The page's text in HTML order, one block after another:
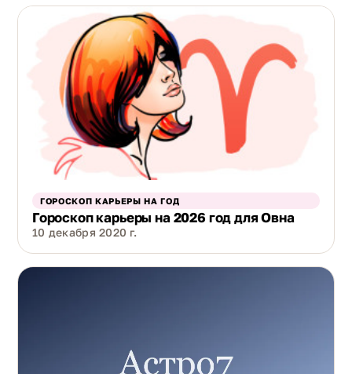
ГОРОСКОП КАРЬЕРЫ НА ГОД
Гороскоп карьеры на 2026 год для Овна
10 декабря 2020 г.